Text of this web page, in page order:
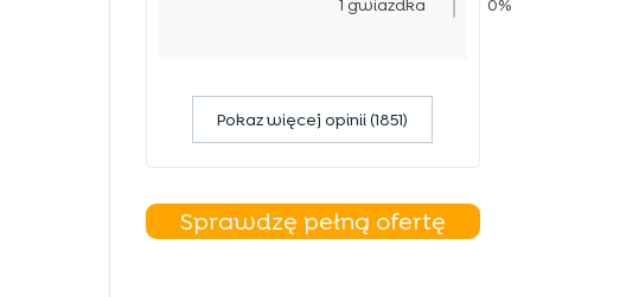
1 gwiazdka 0%
Pokaz więcej opinii (1851)
Sprawdzę pełną ofertę